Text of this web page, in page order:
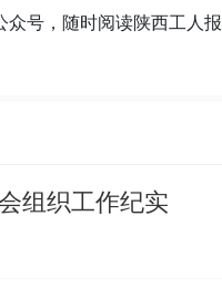
众号，随时阅读陕西工人报
组织工作纪实